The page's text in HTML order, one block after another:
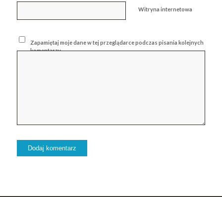
Witryna internetowa
Zapamiętaj moje dane w tej przeglądarce podczas pisania kolejnych
komentarzy.